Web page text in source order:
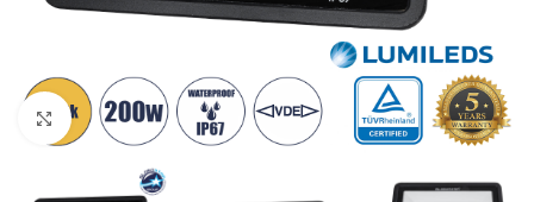
Κλικ για μεγέθυνση